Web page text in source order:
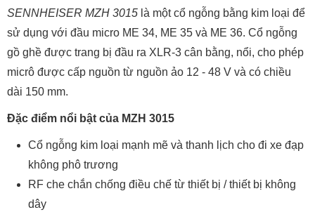
SENNHEISER MZH 3015 là một cổ ngỗng bằng kim loại để
sử dụng với đầu micro ME 34, ME 35 và ME 36. Cổ ngỗng
gồ ghề được trang bị đầu ra XLR-3 cân bằng, nổi, cho phép
micrô được cấp nguồn từ nguồn ảo 12 - 48 V và có chiều
dài 150 mm.
Đặc điểm nổi bật của MZH 3015
Cổ ngỗng kim loại mạnh mẽ và thanh lịch cho đi xe đạp
không phô trương
RF che chắn chống điều chế từ thiết bị / thiết bị không
dây